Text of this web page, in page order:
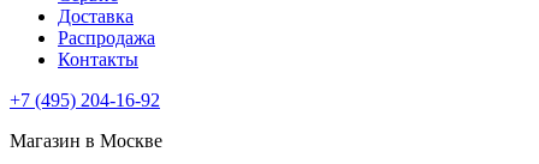
Доставка
Распродажа
Контакты
+7 (495) 204-16-92
Магазин в Москве